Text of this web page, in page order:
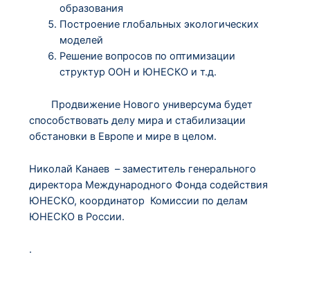
образования
Построение глобальных экологических
моделей
Решение вопросов по оптимизации
структур ООН и ЮНЕСКО и т.д.
Продвижение Нового универсума будет
способствовать делу мира и стабилизации
обстановки в Европе и мире в целом.
Николай Канаев – заместитель генерального
директора Международного Фонда содействия
ЮНЕСКО, координатор Комиссии по делам
ЮНЕСКО в России.
.